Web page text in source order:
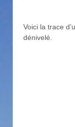
Voici la trace
dénivelé.